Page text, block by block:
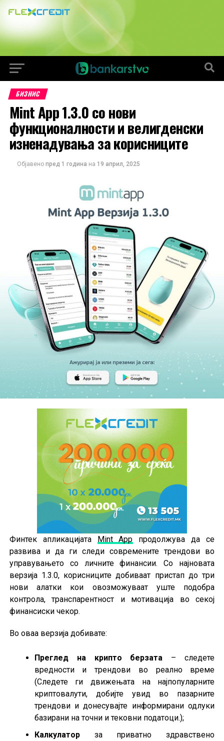
БИЗНИС
Mint App 1.3.0 со нови
функционалности и велигденски
изненадувања за корисниците
Објавено пред 1 година на 19 април, 2025
Финтек апликацијата Mint App продолжува да се
развива и да ги следи современите трендови во
управувањето со личните финансии. Со најновата
верзија 1.3.0, корисниците добиваат пристап до три
нови алатки кои овозможуваат уште подобра
контрола, транспарентност и мотивација во секој
финансиски чекор.
Во оваа верзија добивате:
Преглед на крипто берзата – следете
вредности и трендови во реално време
(Следете ги движењата на најпопуларните
криптовалути, добијте увид во пазарните
трендови и донесувајте информирани одлуки
базирани на точни и тековни податоци.);
Калкулаторза приватно здравствено